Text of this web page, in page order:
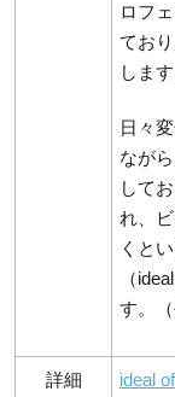
ロフ
てお
します
日々
なが
して
れ、
くと
（
す。（
詳細 ideal